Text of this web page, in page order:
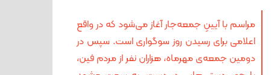
مراسم با آیینِ جمعه‌جار آغاز می‌شود که در واقع
اعلامی برای رسیدن روز سوگواری است. سپس در
دومین جمعه‌ی مهرماه، هزاران نفر از مردم فین،